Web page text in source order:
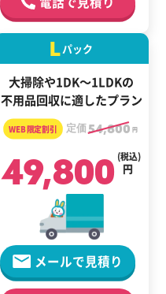
Lパック
大掃除や1DK～1LDKの
不用品回収に適したプラン
定価54,800 円
49,800 円
(税込)
メールで見積り